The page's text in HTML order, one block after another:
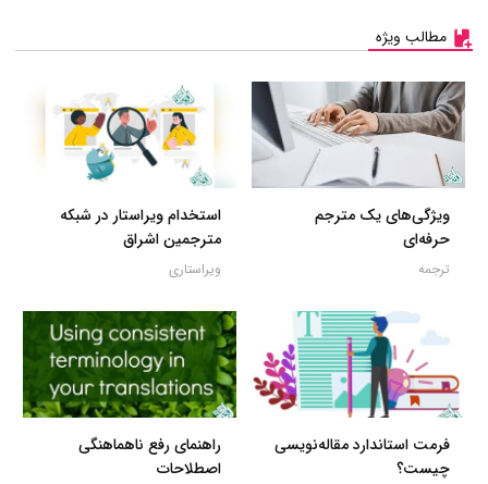
مطالب ویژه
ویژگی‌های یک مترجم
حرفه‌ای
ترجمه
استخدام ویراستار در شبکه
مترجمین اشراق
ویراستاری
فرمت استاندارد مقاله‌نویسی
چیست؟
راهنمای رفع ناهماهنگی
اصطلاحات